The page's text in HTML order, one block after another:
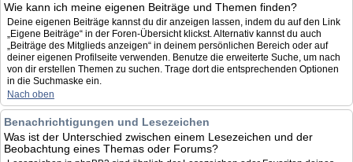
Wie kann ich meine eigenen Beiträge und Themen finden?
Deine eigenen Beiträge kannst du dir anzeigen lassen, indem du auf den Link
„Eigene Beiträge“ in der Foren-Übersicht klickst. Alternativ kannst du auch
„Beiträge des Mitglieds anzeigen“ in deinem persönlichen Bereich oder auf
deiner eigenen Profilseite verwenden. Benutze die erweiterte Suche, um nach
von dir erstellen Themen zu suchen. Trage dort die entsprechenden Optionen
in die Suchmaske ein.
Nach oben
Benachrichtigungen und Lesezeichen
Was ist der Unterschied zwischen einem Lesezeichen und der
Beobachtung eines Themas oder Forums?